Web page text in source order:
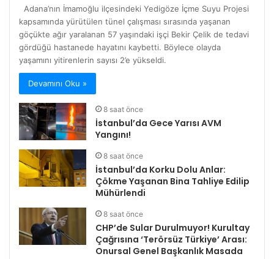
Adana’nın İmamoğlu ilçesindeki Yedigöze İçme Suyu Projesi
kapsamında yürütülen tünel çalışması sırasında yaşanan
göçükte ağır yaralanan 57 yaşındaki işçi Bekir Çelik de tedavi
gördüğü hastanede hayatını kaybetti. Böylece olayda
yaşamını yitirenlerin sayısı 2’e yükseldi.
Devamını Oku »
8 saat önce
İstanbul’da Gece Yarısı AVM
Yangını!
8 saat önce
İstanbul’da Korku Dolu Anlar:
Çökme Yaşanan Bina Tahliye Edilip
Mühürlendi
8 saat önce
CHP’de Sular Durulmuyor! Kurultay
Çağrısına ‘Terörsüz Türkiye’ Arası:
Onursal Genel Başkanlık Masada